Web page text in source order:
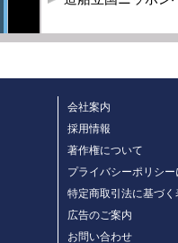
会社案内
採用情報
著作権について
プライバシーポリシー
特定商取引法に基づく
広告のご案内
お問い合わせ